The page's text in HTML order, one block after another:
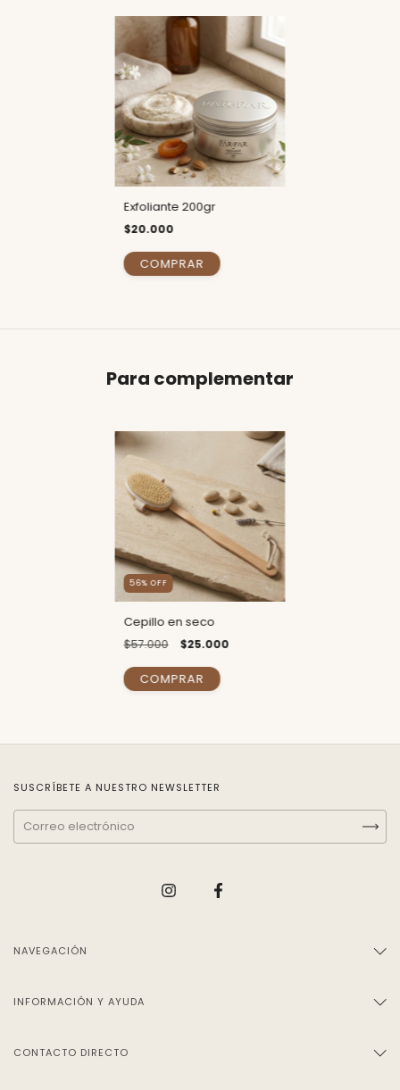
Exfoliante 200gr
$20.000
Para complementar
56% OFF
Cepillo en seco
$57.000 $25.000
SUSCRÍBETE A NUESTRO NEWSLETTER
NAVEGACIÓN
INFORMACIÓN Y AYUDA
CONTACTO DIRECTO